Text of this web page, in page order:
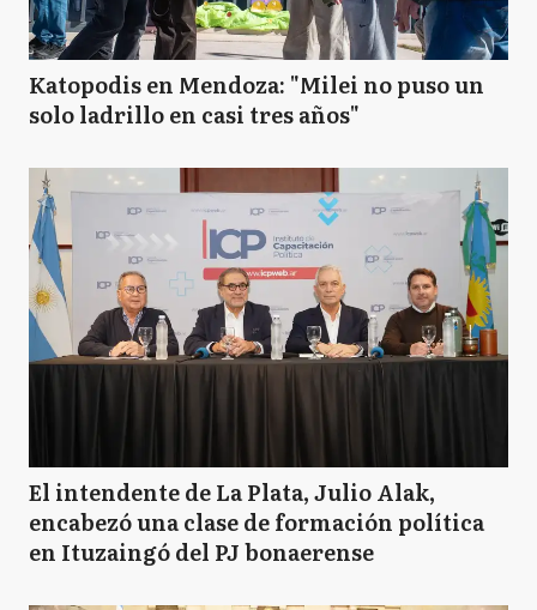
Katopodis en Mendoza: "Milei no puso un
solo ladrillo en casi tres años"
El intendente de La Plata, Julio Alak,
encabezó una clase de formación política
en Ituzaingó del PJ bonaerense